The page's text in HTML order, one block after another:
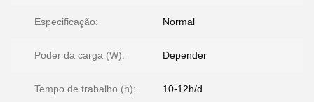
Especificação: Normal
Poder da carga (W): Depender
Tempo de trabalho (h): 10-12h/d